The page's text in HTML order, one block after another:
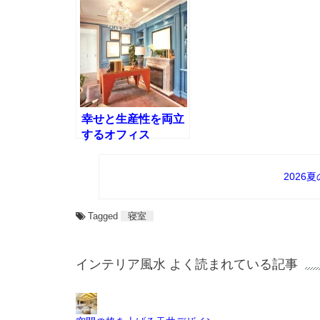
幸せと生産性を両立
するオフィス
2026夏
Tagged 寝室
インテリア風水 よく読まれている記事